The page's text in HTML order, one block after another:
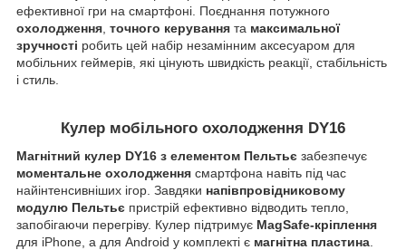
ефективної гри на смартфоні. Поєднання потужного
охолодження точного керування та максимальної
зручності робить цей набір незамінним аксесуаром для
мобільних геймерів, які цінують швидкість реакції, стабільність
і стиль.
Кулер мобільного охолодження DY16
Магнітний кулер DY16 з елементом Пельтьє забезпечує
моментальне охолодження смартфона навіть під час
найінтенсивніших ігор. Завдяки напівпровідниковому
модулю Пельтьє пристрій ефективно відводить тепло,
запобігаючи перегріву. Кулер підтримує MagSafe-кріплення
для iPhone, а для Android у комплекті є магнітна пластина